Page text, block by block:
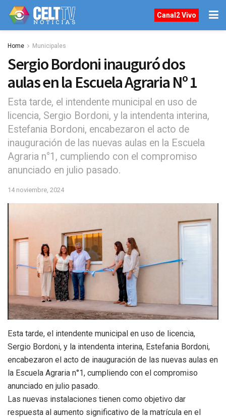
Canal2 Vivo
Home Municipales
Sergio Bordoni inauguró dos
aulas en la Escuela Agraria Nº 1
Esta tarde, el intendente municipal en uso de
licencia, Sergio Bordoni, y la intendenta interina,
Estefania Bordoni, encabezaron el acto de
inauguración de las nuevas aulas en la Escuela
Agraria n°1, cumpliendo con el compromiso
anunciado en julio pasado.
14 noviembre, 2024
Esta tarde, el intendente municipal en uso de licencia,
Sergio Bordoni, y la intendenta interina, Estefania Bordoni,
encabezaron el acto de inauguración de las nuevas aulas en
la Escuela Agraria n°1, cumpliendo con el compromiso
anunciado en julio pasado.
Las nuevas instalaciones tienen como objetivo dar
respuesta al aumento significativo de la matrícula en el